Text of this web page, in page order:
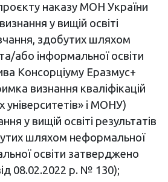
наказу МОН України
у вищій освіті
здобутих шляхом
або інформальної освіти
Консорціуму Еразмус+
визнання кваліфікацій
університетів» і МОНУ)
у вищій освіті результатів
шляхом неформальної
освіти затверджено
08.02.2022 р. № 130);